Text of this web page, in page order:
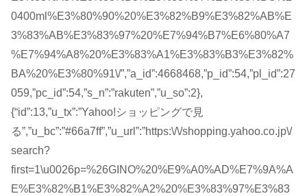
0400ml%E3%80%90%20%E3%82%B9%E3%82%AB%E
3%83%AB%E3%83%97%20%E7%94%B7%E6%80%A7
%E7%94%A8%20%E3%83%A1%E3%83%B3%E3%82%
BA%20%E3%80%91\/”,”a_id”:4668468,”p_id”:54,”pl_id”:27
059,”pc_id”:54,”s_n”:”rakuten”,”u_so”:2},
{“id”:13,”u_tx”:”Yahoo!ショッピングで見
る”,”u_bc”:”#66a7ff”,”u_url”:”https:\/\/shopping.yahoo.co.jp\/
search?
first=1\u0026p=%26GINO%20%E9%A0%AD%E7%9A%A
E%E3%82%B1%E3%82%A2%20%E3%83%97%E3%83